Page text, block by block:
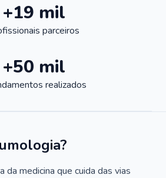
+19 mil
parceiros
+50 mil
realizados
da medicina que cuida das vias